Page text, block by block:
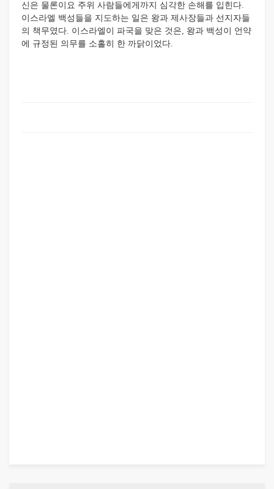
신은 물론이요 주위 사람들에게까지 심각한 손해를 입힌다.
이스라엘 백성들을 지도하는 일은 왕과 제사장들과 선지자들
의 책무였다. 이스라엘이 파국을 맞은 것은, 왕과 백성이 언약
에 규정된 의무를 소홀히 한 까닭이었다.